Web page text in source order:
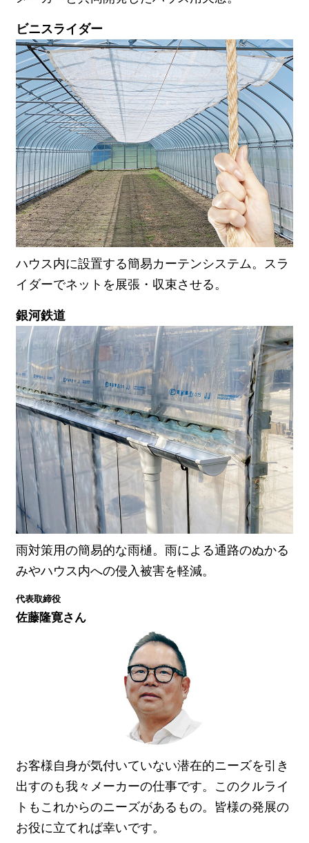
ビニスライダー
ハウス内に設置する簡易カーテンシステム。スラ
イダーでネットを展張・収束させる。
銀河鉄道
雨対策用の簡易的な雨樋。雨による通路のぬかる
みやハウス内への侵入被害を軽減。
代表取締役
佐藤隆寛さん
お客様自身が気付いていない潜在的ニーズを引き
出すのも我々メーカーの仕事です。このクルライ
トもこれからのニーズがあるもの。皆様の発展の
お役に立てれば幸いです。